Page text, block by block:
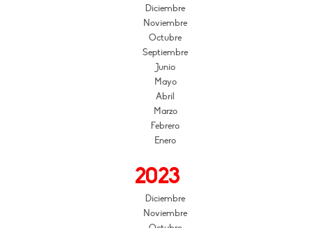
Diciembre
Noviembre
Octubre
Septiembre
Junio
Mayo
Abril
Marzo
Febrero
Enero
2023
Diciembre
Noviembre